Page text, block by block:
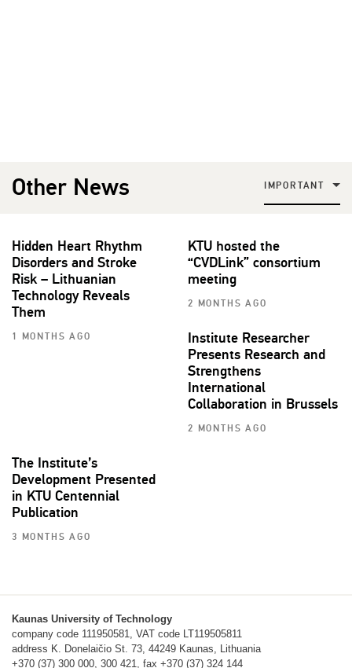
Other News IMPORTANT
Hidden Heart Rhythm
Disorders and Stroke
Risk – Lithuanian
Technology Reveals
Them
1 MONTHS AGO
KTU hosted the
“CVDLink” consortium
meeting
2 MONTHS AGO
Institute Researcher
Presents Research and
Strengthens
International
Collaboration in Brussels
2 MONTHS AGO
The Institute’s
Development Presented
in KTU Centennial
Publication
3 MONTHS AGO
Kaunas University of Technology
company code 111950581, VAT code LT119505811
address K. Donelaičio St. 73, 44249 Kaunas, Lithuania
+370 (37) 300 000, 300 421, fax +370 (37) 324 144